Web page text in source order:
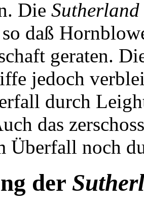
Die Sutherland
daß
geraten.
jedoch
durch
das
Überfall noch
der